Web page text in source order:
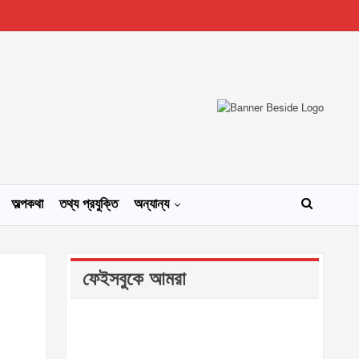
অল্পকথা তথ্য প্রযুক্তি অন্যান্য
ফেইসবুকে আমরা